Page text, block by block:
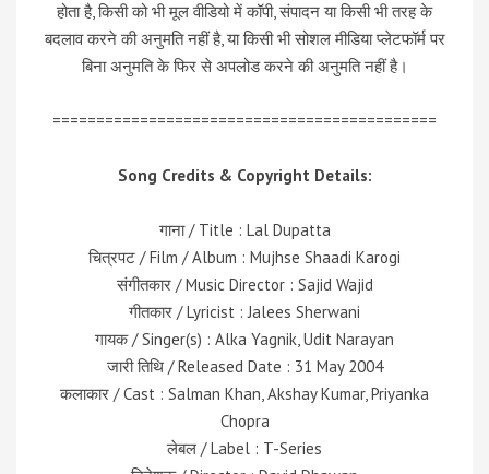
होता है, किसी को भी मूल वीडियो में कॉपी, संपादन या किसी भी तरह के
बदलाव करने की अनुमति नहीं है, या किसी भी सोशल मीडिया प्लेटफॉर्म पर
बिना अनुमति के फिर से अपलोड करने की अनुमति नहीं है।
============================================
Song Credits & Copyright Details:
गाना / Title : Lal Dupatta
चित्रपट / Film / Album : Mujhse Shaadi Karogi
संगीतकार / Music Director : Sajid Wajid
गीतकार / Lyricist : Jalees Sherwani
गायक / Singer(s) : Alka Yagnik, Udit Narayan
जारी तिथि / Released Date : 31 May 2004
कलाकार / Cast : Salman Khan, Akshay Kumar, Priyanka
Chopra
लेबल / Label : T-Series